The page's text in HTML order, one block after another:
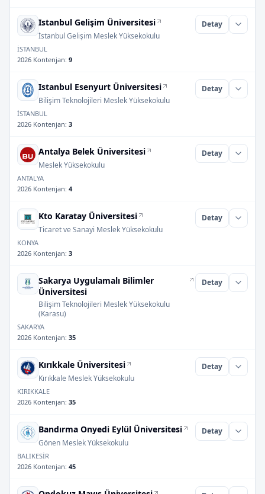
Istanbul Gelişim Üniversitesi
İstanbul Gelişim Meslek Yüksekokulu
Detay
İSTANBUL
2026 Kontenjan: 9
Istanbul Esenyurt Üniversitesi
Bilişim Teknolojileri Meslek Yüksekokulu
Detay
İSTANBUL
2026 Kontenjan: 3
Antalya Belek Üniversitesi
Meslek Yüksekokulu
Detay
ANTALYA
2026 Kontenjan: 4
Kto Karatay Üniversitesi
Ticaret ve Sanayi Meslek Yüksekokulu
Detay
KONYA
2026 Kontenjan: 3
Sakarya Uygulamalı Bilimler
Üniversitesi
Bilişim Teknolojileri Meslek Yüksekokulu
(Karasu)
Detay
SAKARYA
2026 Kontenjan: 35
Kırıkkale Üniversitesi
Kırıkkale Meslek Yüksekokulu
Detay
KIRIKKALE
2026 Kontenjan: 35
Bandırma Onyedi Eylül Üniversitesi
Gönen Meslek Yüksekokulu
Detay
BALIKESİR
2026 Kontenjan: 45